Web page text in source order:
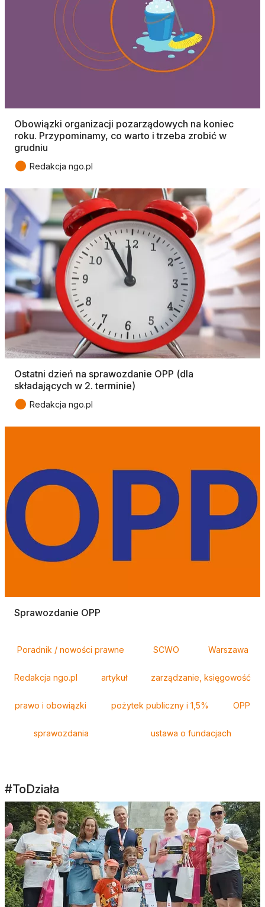
Obowiązki organizacji pozarządowych na koniec
roku. Przypominamy, co warto i trzeba zrobić w
grudniu
● Redakcja ngo.pl
Ostatni dzień na sprawozdanie OPP (dla
składających w 2. terminie)
● Redakcja ngo.pl
Sprawozdanie OPP
Poradnik / nowości prawne SCWO Warszawa
Redakcja ngo.pl artykuł zarządzanie, księgowość
prawo i obowiązki pożytek publiczny i 1,5% OPP
sprawozdania ustawa o fundacjach
#ToDziała